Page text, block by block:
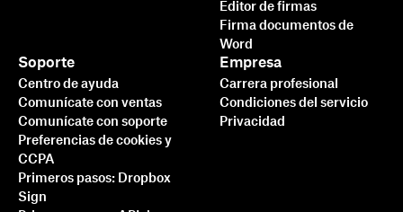
Editor de firmas
Firma documentos de
Word
Soporte
Centro de ayuda
Comunícate con ventas
Comunícate con soporte
Preferencias de cookies y
CCPA
Primeros pasos: Dropbox
Sign
Empresa
Carrera profesional
Condiciones del servicio
Privacidad